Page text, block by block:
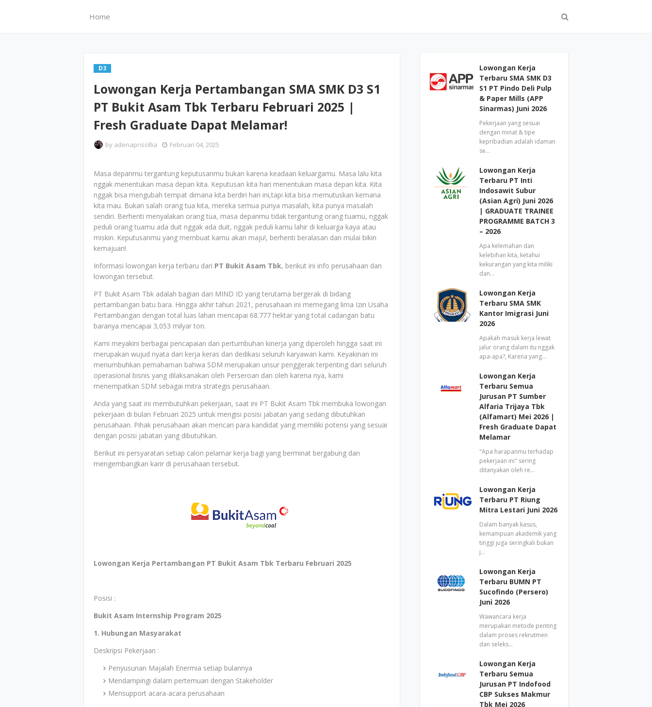
Home
D3
Lowongan Kerja Pertambangan SMA SMK D3 S1
PT Bukit Asam Tbk Terbaru Februari 2025 |
Fresh Graduate Dapat Melamar!
by adenapriscillia Februari 04, 2025
Masa depanmu tergantung keputusanmu bukan karena keadaan keluargamu. Masa lalu kita
nggak menentukan masa depan kita. Keputusan kita hari menentukan masa depan kita. Kita
nggak bisa mengubah tempat dimana kita berdiri hari ini,tapi kita bisa memutuskan kemana
kita mau. Bukan salah orang tua kita, mereka semua punya masalah, kita punya masalah
sendiri. Berhenti menyalakan orang tua, masa depanmu tidak tergantung orang tuamu, nggak
peduli orang tuamu ada duit nggak ada duit, nggak peduli kamu lahir di keluarga kaya atau
miskin. Keputusanmu yang membuat kamu akan maju!, berhenti beralasan dan mulai bikin
kemajuan!.
Informasi lowongan kerja terbaru dari PT Bukit Asam Tbk, berikut ini info perusahaan dan
lowongan tersebut.
PT Bukit Asam Tbk adalah bagian dari MIND ID yang terutama bergerak di bidang
pertambangan batu bara. Hingga akhir tahun 2021, perusahaan ini memegang lima Izin Usaha
Pertambangan dengan total luas lahan mencapai 68.777 hektar yang total cadangan batu
baranya mencapai 3,053 milyar ton.
Kami meyakini berbagai pencapaian dan pertumbuhan kinerja yang diperoleh hingga saat ini
merupakan wujud nyata dari kerja keras dan dedikasi seluruh karyawan kami. Keyakinan ini
menumbuhkan pemahaman bahwa SDM merupakan unsur penggerak terpenting dari seluruh
operasional bisnis yang dilaksanakan oleh Perseroan dan oleh karena nya, kami
menempatkan SDM sebagai mitra strategis perusahaan.
Anda yang saat ini membutuhkan pekerjaan, saat ini PT Bukit Asam Tbk membuka lowongan
pekerjaan di bulan Februari 2025 untuk mengisi posisi jabatan yang sedang dibutuhkan
perusahaan. Pihak perusahaan akan mencari para kandidat yang memiliki potensi yang sesuai
dengan posisi jabatan yang dibutuhkan.
Berikut ini persyaratan setiap calon pelamar kerja bagi yang berminat bergabung dan
mengembangkan karir di perusahaan tersebut.
Lowongan Kerja Pertambangan PT Bukit Asam Tbk Terbaru Februari 2025
Posisi :
Bukit Asam Internship Program 2025
1. Hubungan Masyarakat
Deskripsi Pekerjaan :
Penyusunan Majalah Enermia setiap bulannya
Mendampingi dalam pertemuan dengan Stakeholder
Mensupport acara-acara perusahaan
Lowongan Kerja
Terbaru SMA SMK D3
S1 PT Pindo Deli Pulp
& Paper Mills (APP
Sinarmas) Juni 2026
Pekerjaan yang sesuai
dengan minat & tipe
kepribadian adalah idaman
se…
Lowongan Kerja
Terbaru PT Inti
Indosawit Subur
(Asian Agri) Juni 2026
| GRADUATE TRAINEE
PROGRAMME BATCH 3
– 2026
Apa kelemahan dan
kelebihan kita, ketahui
kekurangan yang kita miliki
dan…
Lowongan Kerja
Terbaru SMA SMK
Kantor Imigrasi Juni
2026
Apakah masuk kerja lewat
jalur orang dalam itu nggak
apa-apa?, Karena yang…
Lowongan Kerja
Terbaru Semua
Jurusan PT Sumber
Alfaria Trijaya Tbk
(Alfamart) Mei 2026 |
Fresh Graduate Dapat
Melamar
"Apa harapanmu terhadap
pekerjaan ini" sering
ditanyakan oleh re…
Lowongan Kerja
Terbaru PT Riung
Mitra Lestari Juni 2026
Dalam banyak kasus,
kemampuan akademik yang
tinggi juga seringkali bukan
j…
Lowongan Kerja
Terbaru BUMN PT
Sucofindo (Persero)
Juni 2026
Wawancara kerja
merupakan metode penting
dalam proses rekrutmen
dan seleks…
Lowongan Kerja
Terbaru Semua
Jurusan PT Indofood
CBP Sukses Makmur
Tbk Mei 2026